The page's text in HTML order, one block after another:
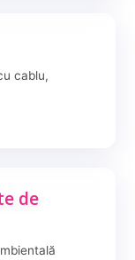
cablu,
de